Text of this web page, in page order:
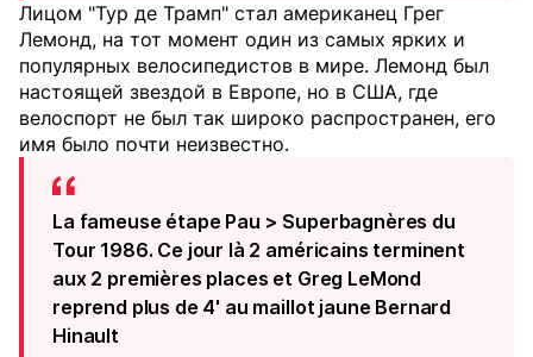
Лицом "Тур де Трамп" стал американец Грег
Лемонд, на тот момент один из самых ярких и
популярных велосипедистов в мире. Лемонд был
настоящей звездой в Европе, но в США, где
велоспорт не был так широко распространен, его
имя было почти неизвестно.
La fameuse étape Pau > Superbagnères du
Tour 1986. Ce jour là 2 américains terminent
aux 2 premières places et Greg LeMond
reprend plus de 4' au maillot jaune Bernard
Hinault